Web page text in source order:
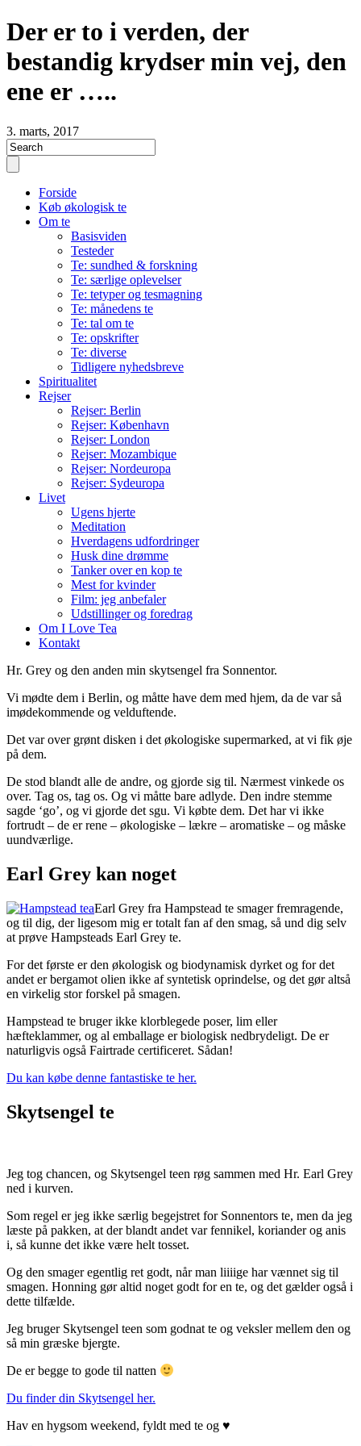
Der er to i verden, der
bestandig krydser min vej, den
ene er …..
3. marts, 2017
Forside
Køb økologisk te
Om te
Basisviden
Testeder
Te: sundhed & forskning
Te: særlige oplevelser
Te: tetyper og tesmagning
Te: månedens te
Te: tal om te
Te: opskrifter
Te: diverse
Tidligere nyhedsbreve
Spiritualitet
Rejser
Rejser: Berlin
Rejser: København
Rejser: London
Rejser: Mozambique
Rejser: Nordeuropa
Rejser: Sydeuropa
Livet
Ugens hjerte
Meditation
Hverdagens udfordringer
Husk dine drømme
Tanker over en kop te
Mest for kvinder
Film: jeg anbefaler
Udstillinger og foredrag
Om I Love Tea
Kontakt
Hr. Grey og den anden min skytsengel fra Sonnentor.
Vi mødte dem i Berlin, og måtte have dem med hjem, da de var så
imødekommende og velduftende.
Det var over grønt disken i det økologiske supermarked, at vi fik øje
på dem.
De stod blandt alle de andre, og gjorde sig til. Nærmest vinkede os
over. Tag os, tag os. Og vi måtte bare adlyde. Den indre stemme
sagde ‘go’, og vi gjorde det sgu. Vi købte dem. Det har vi ikke
fortrudt – de er rene – økologiske – lækre – aromatiske – og måske
uundværlige.
Earl Grey kan noget
Earl Grey fra Hampstead te smager fremragende,
og til dig, der ligesom mig er totalt fan af den smag, så und dig selv
at prøve Hampsteads Earl Grey te.
For det første er den økologisk og biodynamisk dyrket og for det
andet er bergamot olien ikke af syntetisk oprindelse, og det gør altså
en virkelig stor forskel på smagen.
Hampstead te bruger ikke klorblegede poser, lim eller
hæfteklammer, og al emballage er biologisk nedbrydeligt. De er
naturligvis også Fairtrade certificeret. Sådan!
Du kan købe denne fantastiske te her.
Skytsengel te
Jeg tog chancen, og Skytsengel teen røg sammen med Hr. Earl Grey
ned i kurven.
Som regel er jeg ikke særlig begejstret for Sonnentors te, men da jeg
læste på pakken, at der blandt andet var fennikel, koriander og anis
i, så kunne det ikke være helt tosset.
Og den smager egentlig ret godt, når man liiiige har vænnet sig til
smagen. Honning gør altid noget godt for en te, og det gælder også i
dette tilfælde.
Jeg bruger Skytsengel teen som godnat te og veksler mellem den og
så min græske bjergte.
De er begge to gode til natten
Du finder din Skytsengel her.
Hav en hygsom weekend, fyldt med te og ♥